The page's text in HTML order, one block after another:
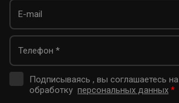
Подписываясь , вы соглашаетесь на
обработку персональных данных *